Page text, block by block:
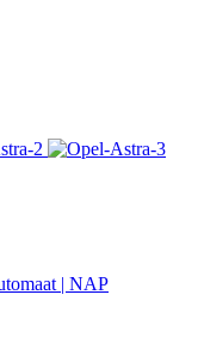
| NAP